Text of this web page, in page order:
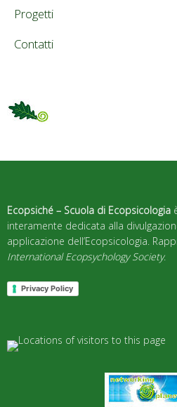
Progetti
Contatti
Ecopsiché – Scuola di Ecopsicologia
interamente dedicata alla
applicazione dell’Ecopsicologia.
International Ecopsychology Society.
Privacy Policy